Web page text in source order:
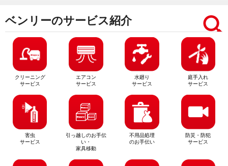
ベンリーのサービス紹介
クリーニング
サービス
エアコン
サービス
水廻り
サービス
庭手入れ
サービス
害虫
サービス
引っ越しのお手伝
い・
家具移動
不用品処理
のお手伝い
防災・防犯
サービス